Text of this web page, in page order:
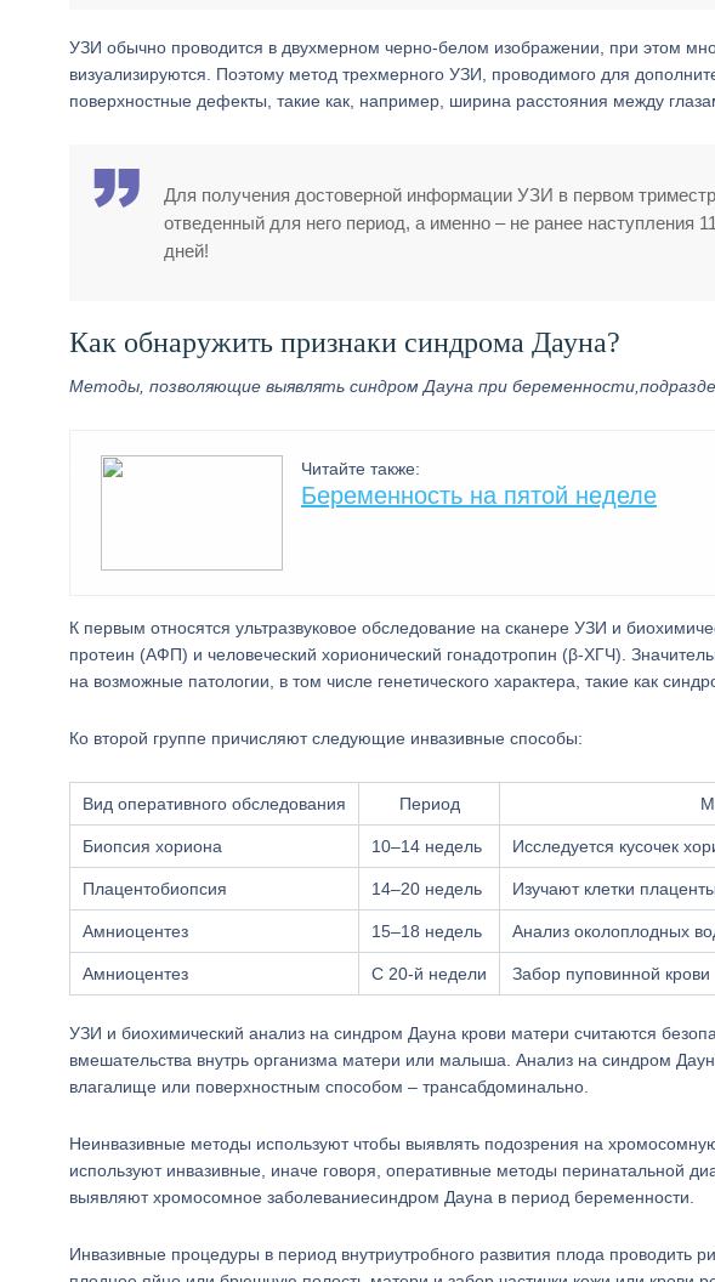
УЗИ обычно проводится в двухмерном черно-белом изображении, при этом
визуализируются. Поэтому метод трехмерного УЗИ, проводимого для
поверхностные дефекты, такие как, например, ширина расстояния между
Для получения достоверной информации УЗИ в первом
отведенный для него период, а именно – не ранее наступления
дней!
Как обнаружить признаки синдрома Дауна?
Методы, позволяющие выявлять синдром Дауна при
Читайте также:
Беременность на пятой неделе
К первым относятся ультразвуковое обследование на сканере УЗИ и
протеин (АФП) и человеческий хорионический гонадотропин (β-ХГЧ).
на возможные патологии, в том числе генетического характера, такие как
Ко второй группе причисляют следующие инвазивные способы:
Вид оперативного обследования Период
Биопсия хориона 10–14 недель Исследуется кусочек
Плацентобиопсия 14–20 недель Изучают клетки плаценты
Амниоцентез 15–18 недель Анализ околоплодных
Амниоцентез С 20-й недели Забор пуповинной крови
УЗИ и биохимический анализ на синдром Дауна крови матери считаются
вмешательства внутрь организма матери или малыша. Анализ на синдром
влагалище или поверхностным способом – трансабдоминально.
Неинвазивные методы используют чтобы выявлять подозрения на
используют инвазивные, иначе говоря, оперативные методы перинатальной
выявляют хромосомное заболеваниесиндром Дауна в период беременности.
Инвазивные процедуры в период внутриутробного развития плода проводить